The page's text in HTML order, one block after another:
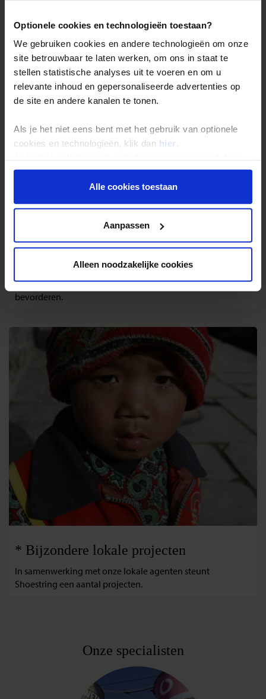
Optionele cookies en technologieën toestaan?
We gebruiken cookies en andere technologieën om onze
site betrouwbaar te laten werken, om ons in staat te
stellen statistische analyses uit te voeren en om u
relevante inhoud en gepersonaliseerde advertenties op
de site en andere kanalen te tonen.
Als je het niet eens bent met het gebruik van optionele
cookies en technologieën, klik dan hier .
onder aan de pagina op elk gewenst moment voor de
toekomst wijzigen.Alle cookies toestaan
Aanpassen
Alleen noodzakelijke cookies
* Shoestring en duurzaamheid
Lees hoe wij het groene karakter van onze reizen
bevorderen.
* Bijzondere lokale projecten
In samenwerking met onze lokale agenten steunt
Shoestring een aantal projecten.
Onze specialisten